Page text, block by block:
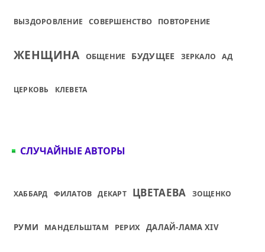
ВЫЗДОРОВЛЕНИЕ СОВЕРШЕНСТВО ПОВТОРЕНИЕ
ЖЕНЩИНА ОБЩЕНИЕ БУДУЩЕЕ ЗЕРКАЛО АД
ЦЕРКОВЬ КЛЕВЕТА
СЛУЧАЙНЫЕ АВТОРЫ
ХАББАРД ФИЛАТОВ ДЕКАРТ ЦВЕТАЕВА ЗОЩЕНКО
РУМИ МАНДЕЛЬШТАМ РЕРИХ ДАЛАЙ-ЛАМА XIV